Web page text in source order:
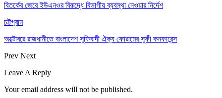
বিতর্কের জেরে ইউএনওর বিরুদ্ধে বিভাগীয় ব্যবস্থা নেওয়ার নির্দেশ
চট্টগ্রাম
অক্টোবরে রাজধানীতে বাংলাদেশ সুফিবাদী ঐক্য ফোরামের সুফী কনফারেন্স
Prev Next
Leave A Reply
Your email address will not be published.